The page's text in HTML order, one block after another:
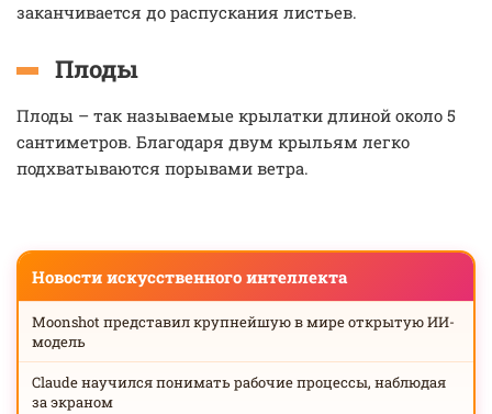
заканчивается до распускания листьев.
Плоды
Плоды – так называемые крылатки длиной около 5
сантиметров. Благодаря двум крыльям легко
подхватываются порывами ветра.
Новости искусственного интеллекта
Moonshot представил крупнейшую в мире открытую ИИ-
модель
Claude научился понимать рабочие процессы, наблюдая
за экраном